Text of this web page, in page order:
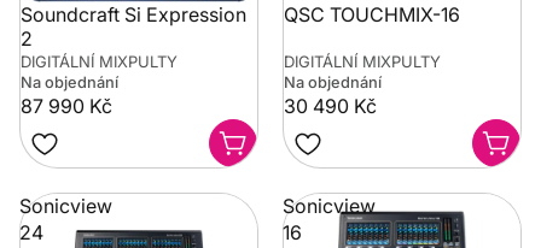
Soundcraft Si Expression
2
DIGITÁLNÍ MIXPULTY
Na objednání
87 990 Kč
QSC TOUCHMIX-16
DIGITÁLNÍ MIXPULTY
Na objednání
30 490 Kč
Sonicview
24
Sonicview
16